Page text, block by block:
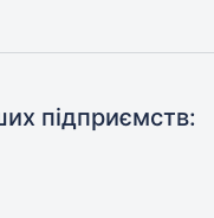
підприємств: